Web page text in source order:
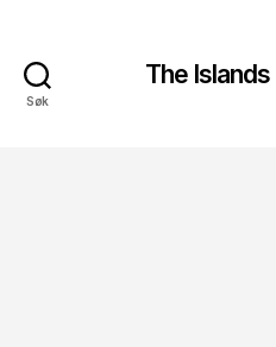
Søk
The Islands